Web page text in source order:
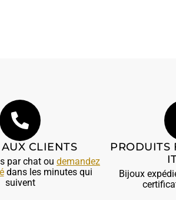
CLIENTS
par chat ou demandez
dans les minutes qui
suivent
PRODUITS
Bijoux